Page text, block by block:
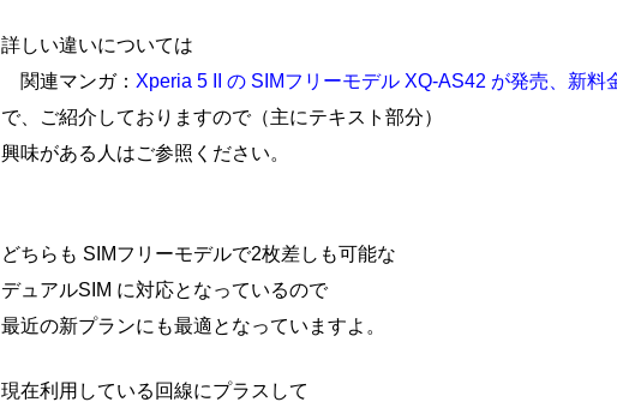
詳しい違いについては
関連マンガ： Xperia 5 II の SIMフリーモデル XQ-AS42 が発売、新料
で、ご紹介しておりますので（主にテキスト部分）
興味がある人はご参照ください。
どちらも SIMフリーモデルで2枚差しも可能な
デュアルSIM に対応となっているので
最近の新プランにも最適となっていますよ。
現在利用している回線にプラスして